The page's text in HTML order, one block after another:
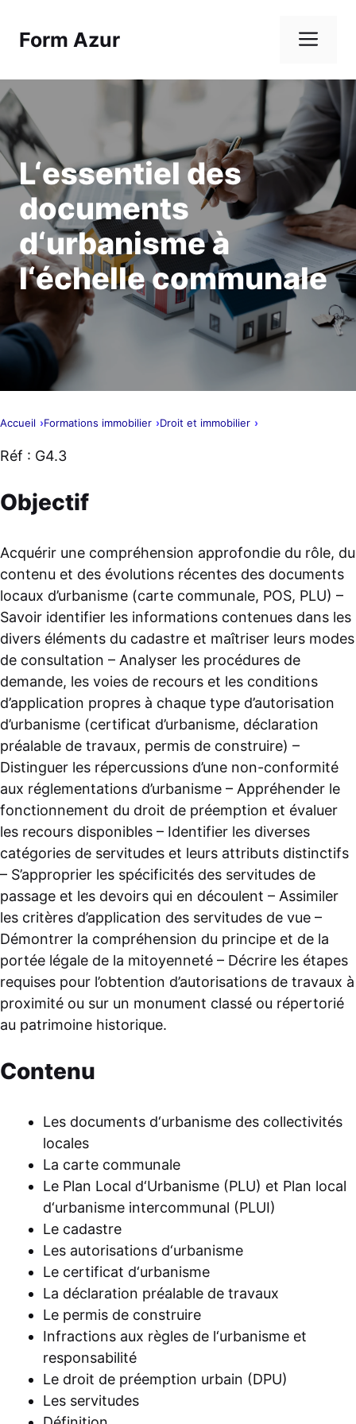
contenu
Form Azur
L‘essentiel des
documents
d‘urbanisme à
l‘échelle communale
Accueil Formations immobilier Droit et immobilier
Réf : G4.3
Objectif
Acquérir une compréhension approfondie du rôle, du
contenu et des évolutions récentes des documents
locaux d’urbanisme (carte communale, POS, PLU) –
Savoir identifier les informations contenues dans les
divers éléments du cadastre et maîtriser leurs modes
de consultation – Analyser les procédures de
demande, les voies de recours et les conditions
d’application propres à chaque type d’autorisation
d’urbanisme (certificat d’urbanisme, déclaration
préalable de travaux, permis de construire) –
Distinguer les répercussions d’une non-conformité
aux réglementations d’urbanisme – Appréhender le
fonctionnement du droit de préemption et évaluer
les recours disponibles – Identifier les diverses
catégories de servitudes et leurs attributs distinctifs
– S’approprier les spécificités des servitudes de
passage et les devoirs qui en découlent – Assimiler
les critères d’application des servitudes de vue –
Démontrer la compréhension du principe et de la
portée légale de la mitoyenneté – Décrire les étapes
requises pour l’obtention d’autorisations de travaux à
proximité ou sur un monument classé ou répertorié
au patrimoine historique.
Contenu
Les documents d‘urbanisme des collectivités
locales
La carte communale
Le Plan Local d‘Urbanisme (PLU) et Plan local
d‘urbanisme intercommunal (PLUI)
Le cadastre
Les autorisations d‘urbanisme
Le certificat d‘urbanisme
La déclaration préalable de travaux
Le permis de construire
Infractions aux règles de l‘urbanisme et
responsabilité
Le droit de préemption urbain (DPU)
Les servitudes